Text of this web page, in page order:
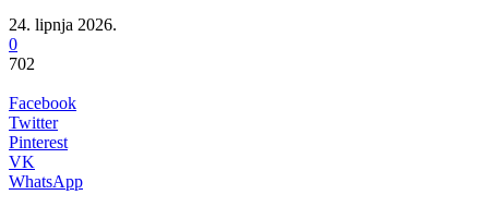
24. lipnja 2026.
0
702
Facebook
Twitter
Pinterest
VK
WhatsApp